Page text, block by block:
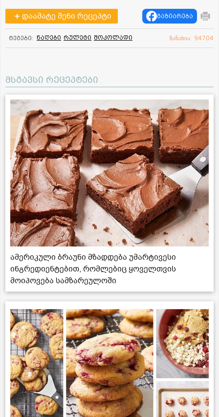
დაამატე შენი რეცეპტი გაზიარება
ტეგები: ნაღები რულეტი შოკოლადი ნანახია: 94704
მსგავსი რეცეპტები
ამერიკული ბრაუნი მზადდება უმარტივესი
ინგრედიენტებით, რომლებიც ყოველთვის
მოიპოვება სამზარეულოში